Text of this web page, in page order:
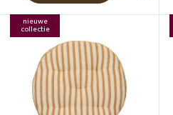
nieuwe
collectie